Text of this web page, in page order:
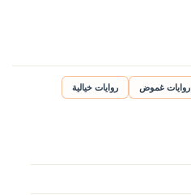
روايات غموض روايات خيالية